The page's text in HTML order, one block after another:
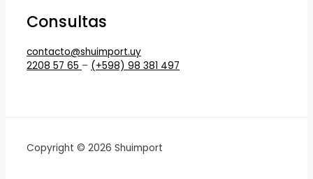
Consultas
contacto@shuimport.uy
2208 57 65 – (+598) 98 381 497
Copyright © 2026 Shuimport